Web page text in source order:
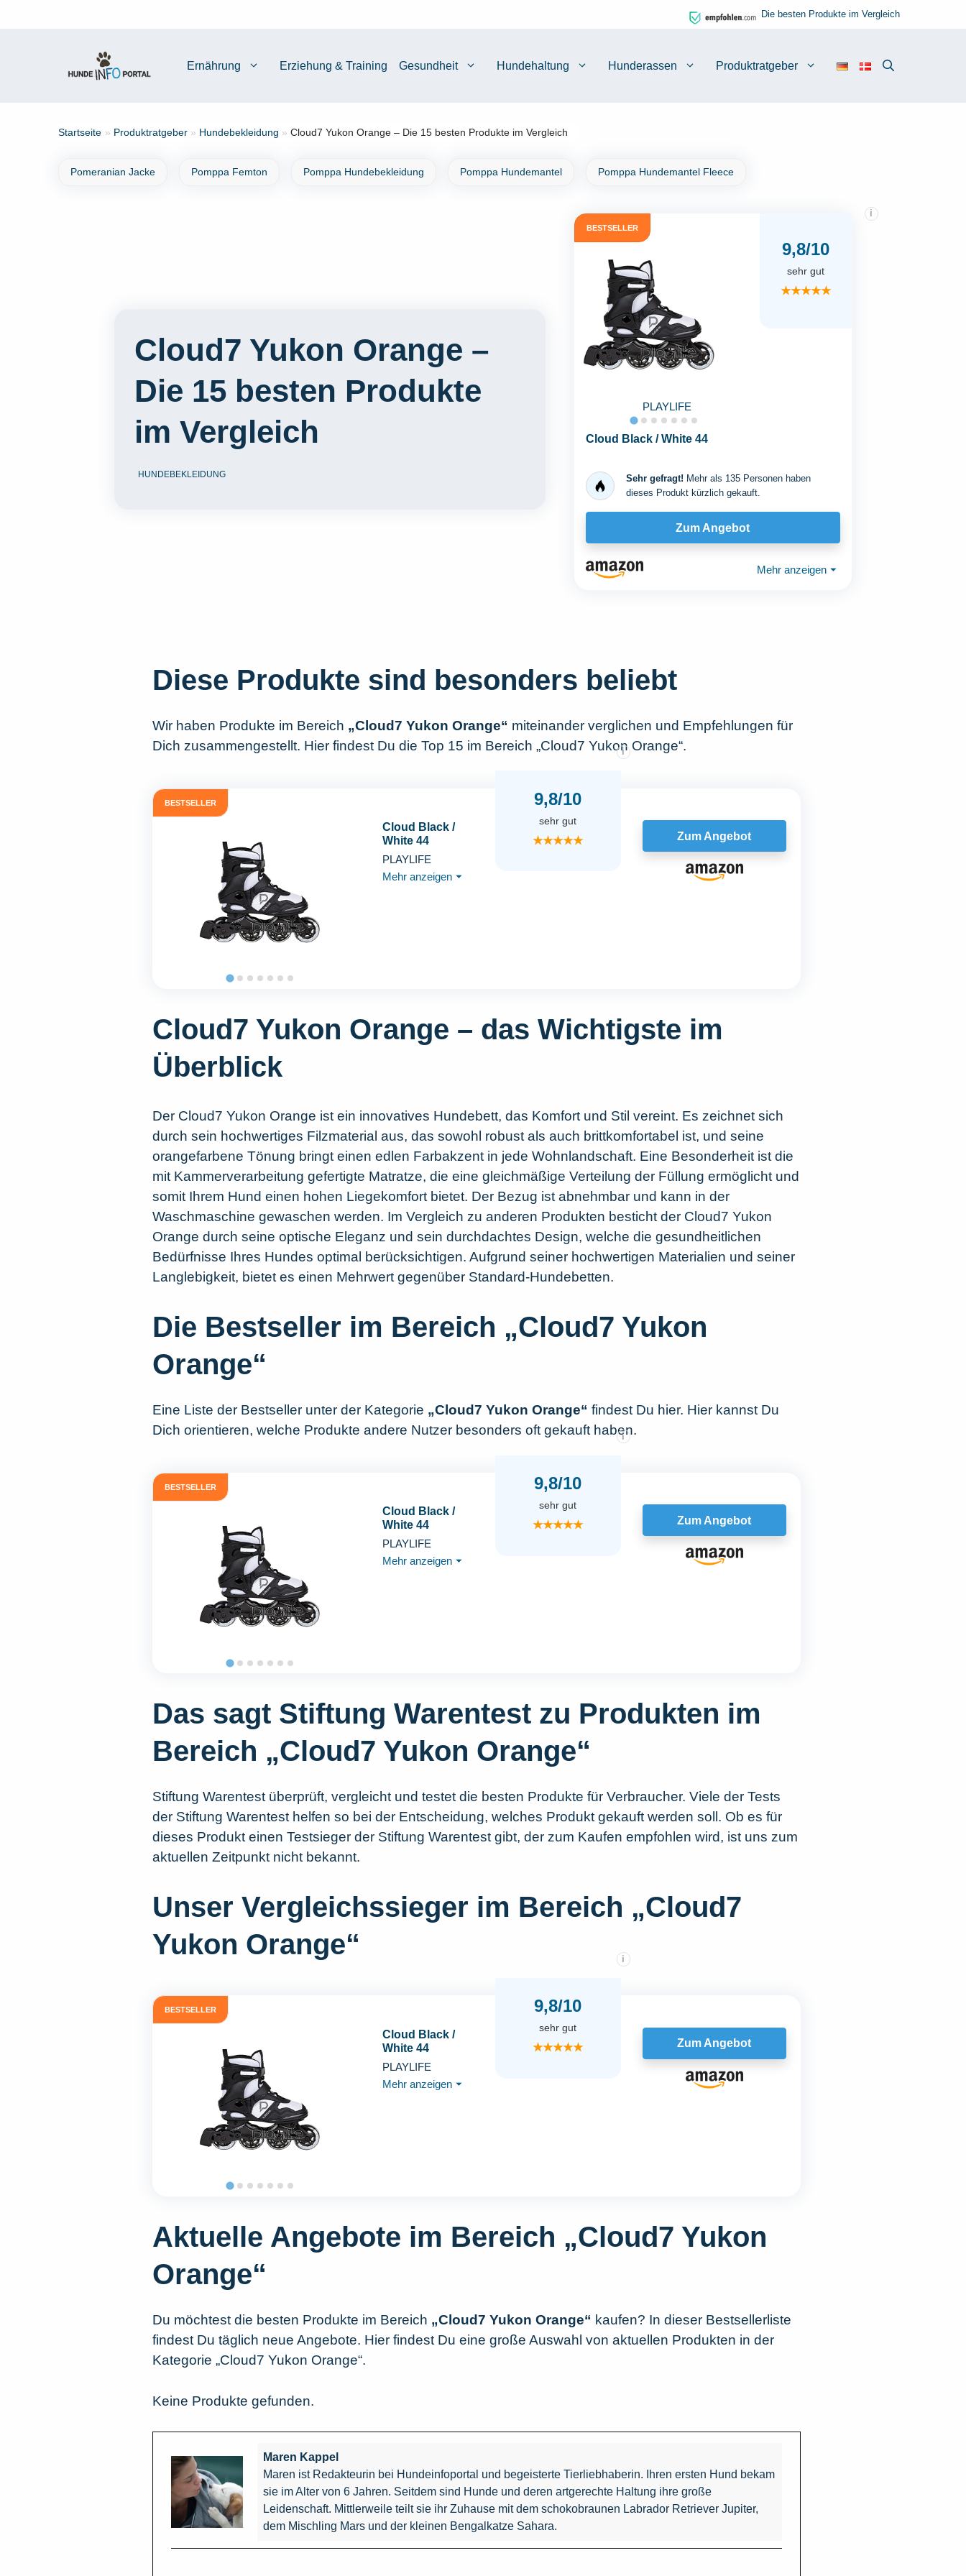
Die besten Produkte im Vergleich
Ernährung Erziehung & Training Gesundheit Hundehaltung Hunderassen Produktratgeber
Startseite » Produktratgeber » Hundebekleidung » Cloud7 Yukon Orange – Die 15 besten Produkte im Vergleich
Pomeranian Jacke Pomppa Femton Pomppa Hundebekleidung Pomppa Hundemantel Pomppa Hundemantel Fleece
Cloud7 Yukon Orange –
Die 15 besten Produkte
im Vergleich
HUNDEBEKLEIDUNG
BESTSELLER
PLAYLIFE
9,8/10
i
sehr gut
★★★★★
Cloud Black / White 44
Sehr gefragt! Mehr als 135 Personen haben
dieses Produkt kürzlich gekauft.
Zum Angebot
Mehr anzeigen ⏷
Diese Produkte sind besonders beliebt
Wir haben Produkte im Bereich „Cloud7 Yukon Orange“ miteinander verglichen und Empfehlungen für
Dich zusammengestellt. Hier findest Du die Top 15 im Bereich „Cloud7 Yukon Orange“.
BESTSELLER
Cloud Black /
White 44
PLAYLIFE
Mehr anzeigen ⏷
9,8/10
i
sehr gut
★★★★★ Zum Angebot
Cloud7 Yukon Orange – das Wichtigste im
Überblick
Der Cloud7 Yukon Orange ist ein innovatives Hundebett, das Komfort und Stil vereint. Es zeichnet sich
durch sein hochwertiges Filzmaterial aus, das sowohl robust als auch brittkomfortabel ist, und seine
orangefarbene Tönung bringt einen edlen Farbakzent in jede Wohnlandschaft. Eine Besonderheit ist die
mit Kammerverarbeitung gefertigte Matratze, die eine gleichmäßige Verteilung der Füllung ermöglicht und
somit Ihrem Hund einen hohen Liegekomfort bietet. Der Bezug ist abnehmbar und kann in der
Waschmaschine gewaschen werden. Im Vergleich zu anderen Produkten besticht der Cloud7 Yukon
Orange durch seine optische Eleganz und sein durchdachtes Design, welche die gesundheitlichen
Bedürfnisse Ihres Hundes optimal berücksichtigen. Aufgrund seiner hochwertigen Materialien und seiner
Langlebigkeit, bietet es einen Mehrwert gegenüber Standard-Hundebetten.
Die Bestseller im Bereich „Cloud7 Yukon
Orange“
Eine Liste der Bestseller unter der Kategorie „Cloud7 Yukon Orange“ findest Du hier. Hier kannst Du
Dich orientieren, welche Produkte andere Nutzer besonders oft gekauft haben.
BESTSELLER
Cloud Black /
White 44
PLAYLIFE
Mehr anzeigen ⏷
9,8/10
i
sehr gut
★★★★★ Zum Angebot
Das sagt Stiftung Warentest zu Produkten im
Bereich „Cloud7 Yukon Orange“
Stiftung Warentest überprüft, vergleicht und testet die besten Produkte für Verbraucher. Viele der Tests
der Stiftung Warentest helfen so bei der Entscheidung, welches Produkt gekauft werden soll. Ob es für
dieses Produkt einen Testsieger der Stiftung Warentest gibt, der zum Kaufen empfohlen wird, ist uns zum
aktuellen Zeitpunkt nicht bekannt.
Unser Vergleichssieger im Bereich „Cloud7
Yukon Orange“
BESTSELLER
Cloud Black /
White 44
PLAYLIFE
Mehr anzeigen ⏷
9,8/10
i
sehr gut
★★★★★ Zum Angebot
Aktuelle Angebote im Bereich „Cloud7 Yukon
Orange“
Du möchtest die besten Produkte im Bereich „Cloud7 Yukon Orange“ kaufen? In dieser Bestsellerliste
findest Du täglich neue Angebote. Hier findest Du eine große Auswahl von aktuellen Produkten in der
Kategorie „Cloud7 Yukon Orange“.
Keine Produkte gefunden.
Maren Kappel
Maren ist Redakteurin bei Hundeinfoportal und begeisterte Tierliebhaberin. Ihren ersten Hund bekam
sie im Alter von 6 Jahren. Seitdem sind Hunde und deren artgerechte Haltung ihre große
Leidenschaft. Mittlerweile teilt sie ihr Zuhause mit dem schokobraunen Labrador Retriever Jupiter,
dem Mischling Mars und der kleinen Bengalkatze Sahara.